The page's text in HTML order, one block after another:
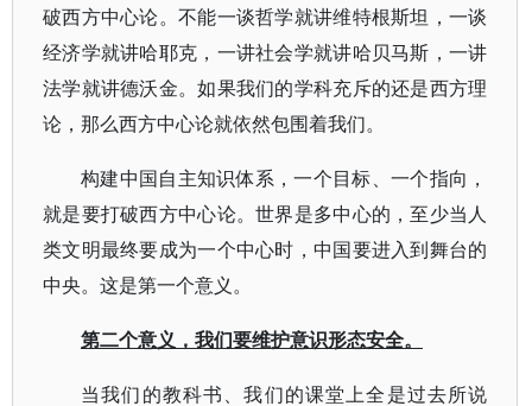
破西方中心论。不能一谈哲学就讲维特根斯坦，一谈
经济学就讲哈耶克，一讲社会学就讲哈贝马斯，一讲
法学就讲德沃金。如果我们的学科充斥的还是西方理
论，那么西方中心论就依然包围着我们。
构建中国自主知识体系，一个目标、一个指向，
就是要打破西方中心论。世界是多中心的，至少当人
类文明最终要成为一个中心时，中国要进入到舞台的
中央。这是第一个意义。
第二个意义，我们要维护意识形态安全。
当我们的教科书、我们的课堂上全是过去所说